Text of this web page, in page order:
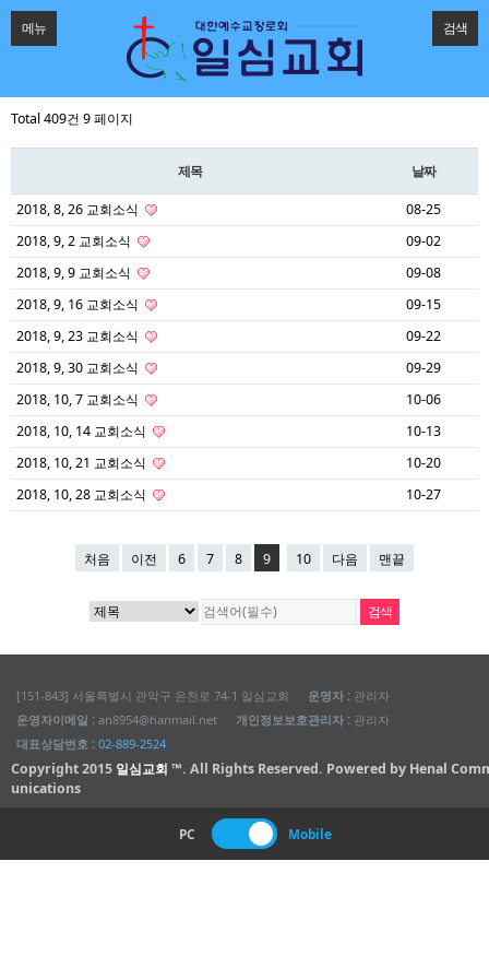
메뉴 검색
Total 409건 9 페이지
제목 날짜
2018, 8, 26 교회소식
08-25
2018, 9, 2 교회소식
09-02
2018, 9, 9 교회소식
09-08
2018, 9, 16 교회소식
09-15
2018, 9, 23 교회소식
09-22
2018, 9, 30 교회소식
09-29
2018, 10, 7 교회소식
10-06
2018, 10, 14 교회소식
10-13
2018, 10, 21 교회소식
10-20
2018, 10, 28 교회소식
10-27
처음 이전 6 7 8 9 10 다음 맨끝
[151-843] 서울특별시 관악구 은천로 74-1 일심교회 운영자 : 관리자
운영자이메일 : an8954@hanmail.net 개인정보보호관리자 : 관리자
대표상담번호 : 02-889-2524
Copyright 2015 일심교회 ™. All Rights Reserved. Powered by Henal
unications
PC Mobile